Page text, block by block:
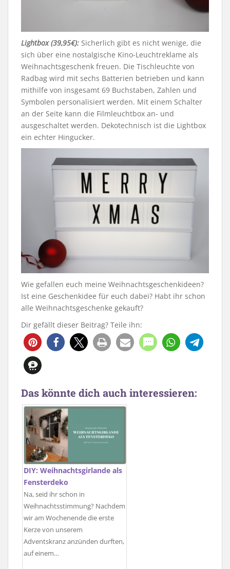
Lightbox (39,95€): Sicherlich gibt es nicht wenige, die
sich über eine nostalgische Kino-Leuchtreklame als
Weihnachtsgeschenk freuen. Die Tischleuchte von
Radbag wird mit sechs Batterien betrieben und kann
mithilfe von insgesamt 69 Buchstaben, Zahlen und
Symbolen personalisiert werden. Mit einem Schalter
an der Seite kann die Filmleuchtbox an- und
ausgeschaltet werden. Dekotechnisch ist die Lightbox
ein echter Hingucker.
Wie gefallen euch meine Weihnachtsgeschenkideen?
Ist eine Geschenkidee für euch dabei? Habt ihr schon
alle Weihnachtsgeschenke gekauft?
Dir gefällt dieser Beitrag? Teile ihn:
Das könnte dich auch interessieren:
DIY: Weihnachtsgirlande als
Fensterdeko
Na, seid ihr schon in
Weihnachtsstimmung? Nachdem
wir am Wochenende die erste
Kerze von unserem
Adventskranz anzünden durften,
auf einem…